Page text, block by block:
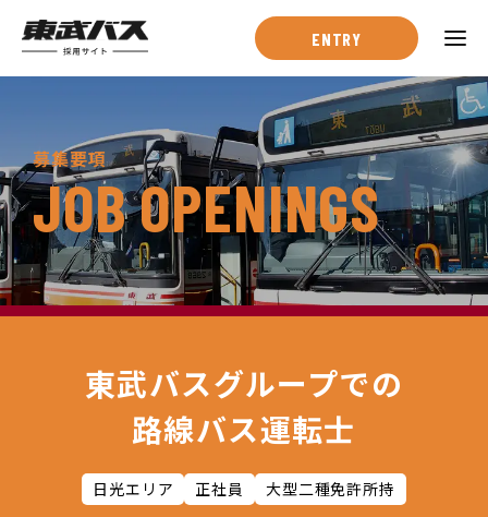
東武バスを知る
ー東武バスとは
ー東武バスの強み
ー 数字で見る東武バス
仕事紹介
社員インタビュー
ENTRY
募集要項
JOB OPENINGS
東武バスグループでの
路線バス運転士
日光エリア 正社員 大型二種免許所持